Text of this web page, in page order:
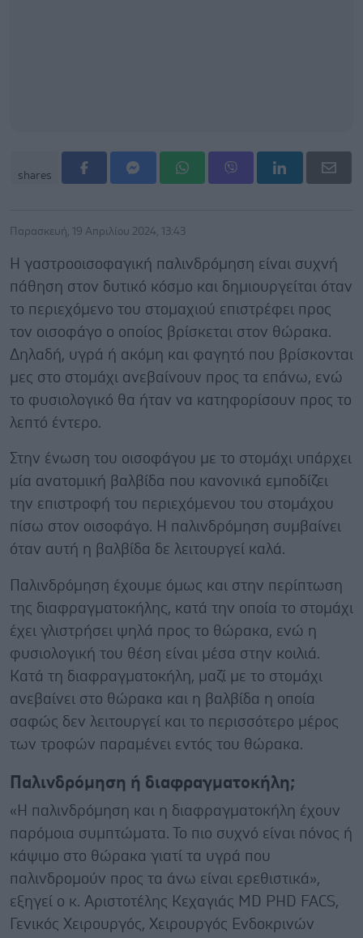
shares
Παρασκευή, 19 Απριλίου 2024, 13:43
Η γαστροοισοφαγική παλινδρόμηση είναι συχνή
πάθηση στον δυτικό κόσμο και δημιουργείται όταν
το περιεχόμενο του στομαχιού επιστρέφει προς
τον οισοφάγο ο οποίος βρίσκεται στον θώρακα.
Δηλαδή, υγρά ή ακόμη και φαγητό που βρίσκονται
μες στο στομάχι ανεβαίνουν προς τα επάνω, ενώ
το φυσιολογικό θα ήταν να κατηφορίσουν προς το
λεπτό έντερο.
Στην ένωση του οισοφάγου με το στομάχι υπάρχει
μία ανατομική βαλβίδα που κανονικά εμποδίζει
την επιστροφή του περιεχόμενου του στομάχου
πίσω στον οισοφάγο. Η παλινδρόμηση συμβαίνει
όταν αυτή η βαλβίδα δε λειτουργεί καλά.
Παλινδρόμηση έχουμε όμως και στην περίπτωση
της διαφραγματοκήλης, κατά την οποία το στομάχι
έχει γλιστρήσει ψηλά προς το θώρακα, ενώ η
φυσιολογική του θέση είναι μέσα στην κοιλιά.
Κατά τη διαφραγματοκήλη, μαζί με το στομάχι
ανεβαίνει στο θώρακα και η βαλβίδα η οποία
σαφώς δεν λειτουργεί και το περισσότερο μέρος
των τροφών παραμένει εντός του θώρακα.
Παλινδρόμηση ή διαφραγματοκήλη;
«Η παλινδρόμηση και η διαφραγματοκήλη έχουν
παρόμοια συμπτώματα. Το πιο συχνό είναι πόνος ή
κάψιμο στο θώρακα γιατί τα υγρά που
παλινδρομούν προς τα άνω είναι ερεθιστικά»,
εξηγεί ο κ. Αριστοτέλης Κεχαγιάς MD PHD FACS,
Γενικός Χειρουργός, Χειρουργός Ενδοκρινών